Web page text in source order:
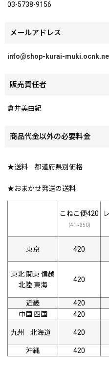
03-5738-9156
メールアドレス
info@shop-kurai-
販売責任者
倉井美由紀
商品代金以外の必要料金
★送料 都道府県別価格
★おまかせ発送の送料
こねこ便420
(41~350)
東京 420
東北 関東 信越
北陸 東海
420
近畿 420
中国 四国
420
九州 北海道 420
沖縄 420